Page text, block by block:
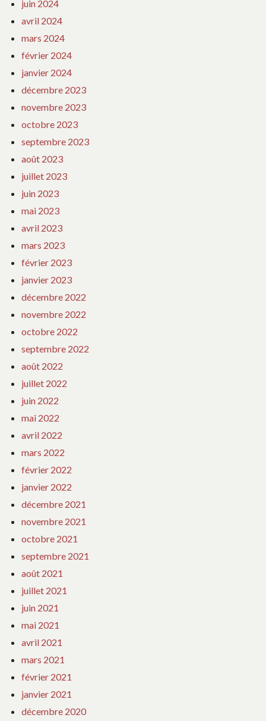
juin 2024
avril 2024
mars 2024
février 2024
janvier 2024
décembre 2023
novembre 2023
octobre 2023
septembre 2023
août 2023
juillet 2023
juin 2023
mai 2023
avril 2023
mars 2023
février 2023
janvier 2023
décembre 2022
novembre 2022
octobre 2022
septembre 2022
août 2022
juillet 2022
juin 2022
mai 2022
avril 2022
mars 2022
février 2022
janvier 2022
décembre 2021
novembre 2021
octobre 2021
septembre 2021
août 2021
juillet 2021
juin 2021
mai 2021
avril 2021
mars 2021
février 2021
janvier 2021
décembre 2020